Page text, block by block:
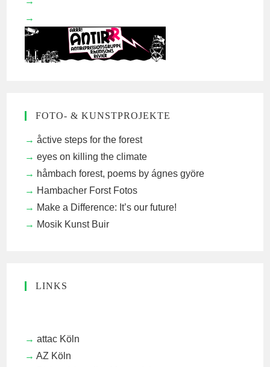
FOTO- & KUNSTPROJEKTE
åctive steps for the forest
eyes on killing the climate
håmbach forest, poems by ágnes györe
Hambacher Forst Fotos
Make a Difference: It’s our future!
Mosik Kunst Buir
LINKS
attac Köln
AZ Köln